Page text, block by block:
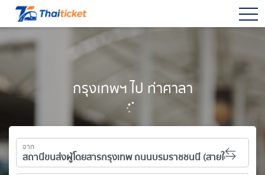
กรุงเทพฯ ไป ท่าศาลา
จาก